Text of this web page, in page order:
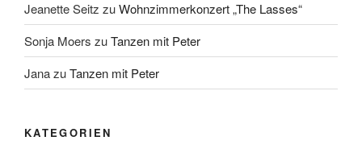
Jeanette Seitz zuWohnzimmerkonzert „The Lasses“
Sonja Moers zuTanzen mit Peter
JanazuTanzen mit Peter
KATEGORIEN